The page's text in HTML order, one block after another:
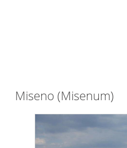
Miseno (Misenum)